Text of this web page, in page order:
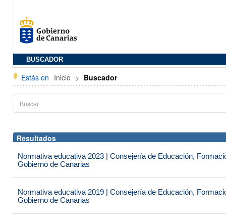
BUSCADOR
Estás en Inicio > Buscador
Resultados
Normativa educativa 2023 | Consejería de Educación,
Gobierno de Canarias
Normativa educativa 2019 | Consejería de Educación,
Gobierno de Canarias